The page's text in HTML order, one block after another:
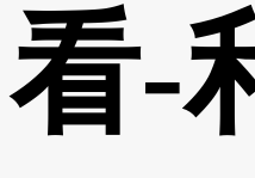
看-